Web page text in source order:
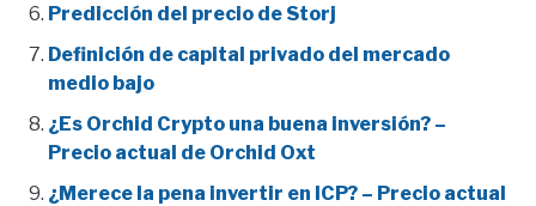
Predicción del precio de Storj
Definición de capital privado del mercado
medio bajo
¿Es Orchid Crypto una buena inversión? –
Precio actual de Orchid Oxt
¿Merece la pena invertir en ICP? – Precio actual